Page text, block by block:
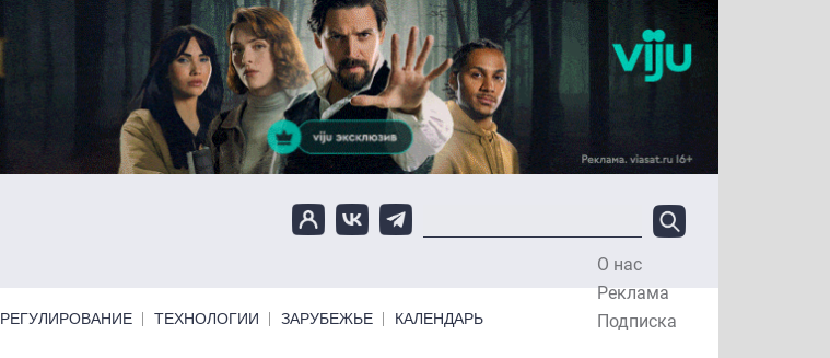
О нас
Реклама
Подписка
РЕГУЛИРОВАНИЕ ТЕХНОЛОГИИ ЗАРУБЕЖЬЕ КАЛЕНДАРЬ